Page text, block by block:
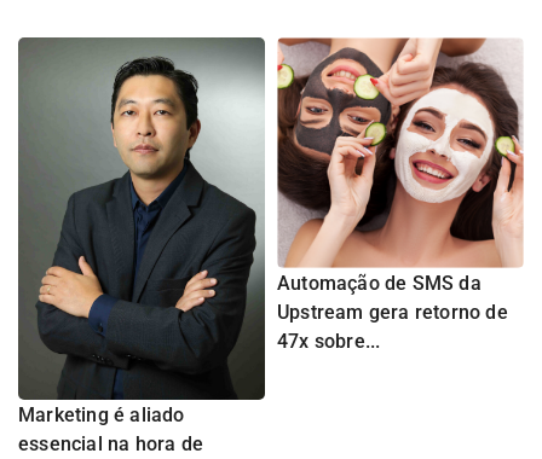
Marketing é aliado
essencial na hora de
Automação de SMS da
Upstream gera retorno de
47x sobre...